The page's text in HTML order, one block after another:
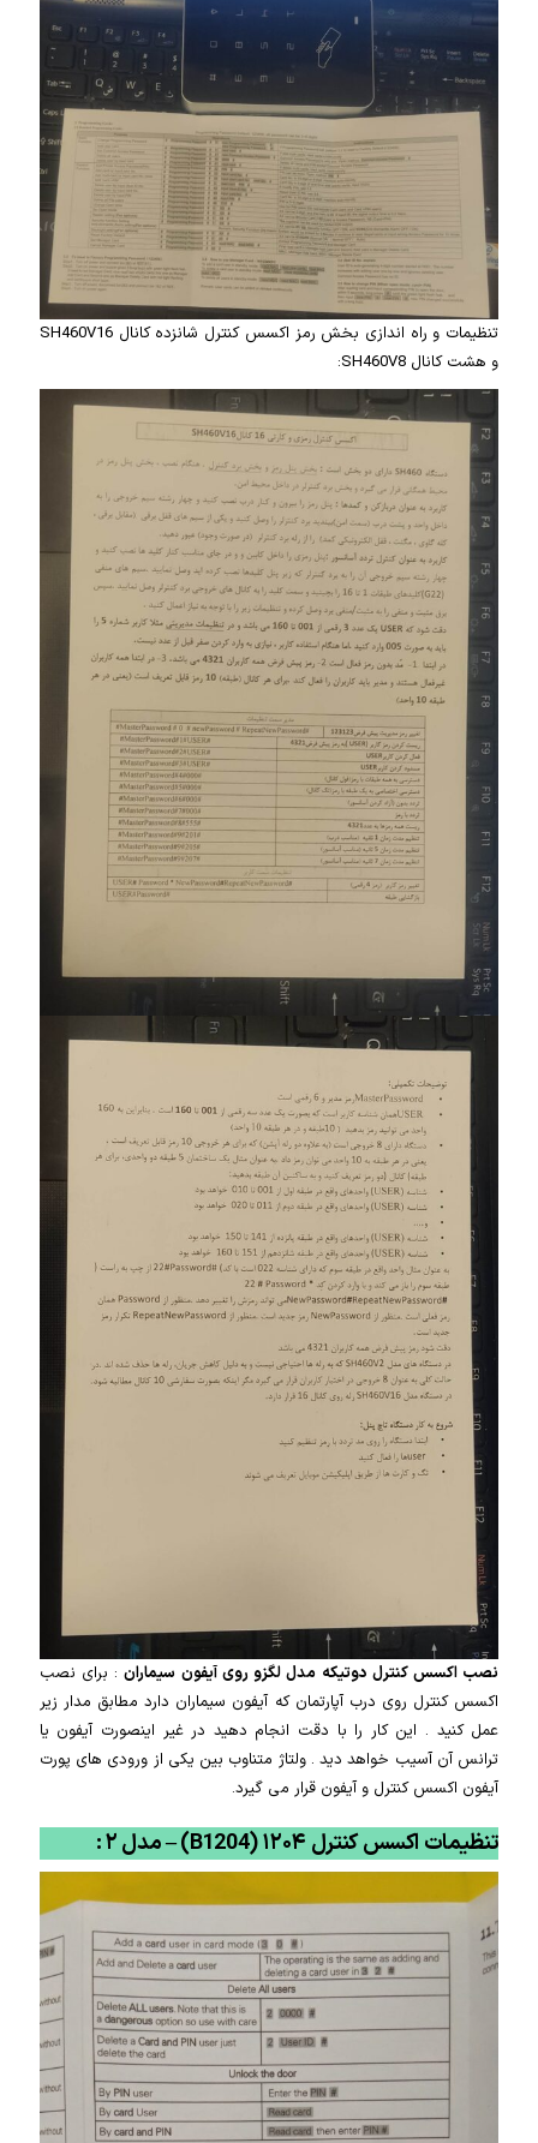
تنظیمات و راه اندازی بخش رمز اکسس کنترل شانزده کانال SH460V16
و هشت کانال SH460V8:
نصب اکسس کنترل دوتیکه مدل لگزو روی آیفون سیماران: برای نصب
اکسس کنترل روی درب آپارتمان که آیفون سیماران دارد مطابق مدار زیر
عمل کنید . این کار را با دقت انجام دهید در غیر اینصورت آیفون یا
ترانس آن آسیب خواهد دید . ولتاژ متناوب بین یکی از ورودی های پورت
آیفون اکسس کنترل و آیفون قرار می گیرد.
تنظیمات اکسس کنترل ۱۲۰۴ (B1204) – مدل ۲ :